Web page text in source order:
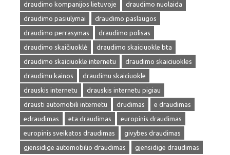
draudimo kompanijos lietuvoje
draudimo nuolaida
draudimo pasiulymai
draudimo paslaugos
draudimo perrasymas
draudimo polisas
draudimo skaičiuoklė
draudimo skaiciuokle bta
draudimo skaiciuokle internetu
draudimo skaiciuokles
draudimu kainos
draudimu skaiciuokle
drauskis internetu
drauskis internetu pigiau
drausti automobili internetu
drudimas
e draudimas
edraudimas
eta draudimas
europinis draudimas
europinis sveikatos draudimas
givybes draudimas
gjensidige automobilio draudimas
gjensidige draudimas